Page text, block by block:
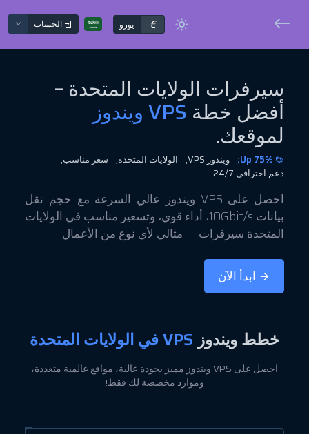
€ يورو الحساب
سيرفرات الولايات المتحدة –
أفضل خطة VPS ويندوز
لموقعك.
ويندوز VPS, الولايات المتحدة,
سعر مناسب,
دعم احترافي 24/7
احصل على VPS ويندوز عالي السرعة مع حجم نقل
بيانات 10Gbit/s، أداء قوي، وتسعير مناسب في الولايات
المتحدة سيرفرات — مثالي لأي نوع من الأعمال.
خطط ويندوز VPS في الولايات المتحدة
احصل على VPS ويندوز مميز بجودة عالية، مواقع عالمية متعددة،
وموارد مخصصة لك فقط!